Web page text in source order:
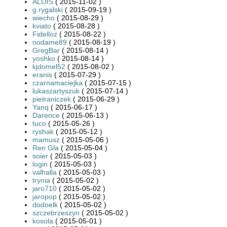
g.rygalski ( 2015-09-19 )
wiecho ( 2015-08-29 )
kviato ( 2015-08-28 )
Fidelloz ( 2015-08-22 )
nodame89 ( 2015-08-19 )
GregBar ( 2015-08-14 )
yoshko ( 2015-08-14 )
kjdomel52 ( 2015-08-02 )
eranis ( 2015-07-29 )
czarnamaciejka ( 2015-07-15 )
lukaszartyszuk ( 2015-07-14 )
pietraniczek ( 2015-06-29 )
Yanq ( 2015-06-17 )
Darence ( 2015-06-13 )
tuco ( 2015-05-26 )
ryshak ( 2015-05-12 )
mamusz ( 2015-05-06 )
Ren Gla ( 2015-05-04 )
soier ( 2015-05-03 )
login ( 2015-05-03 )
valhalla ( 2015-05-03 )
trynia ( 2015-05-02 )
jaro710 ( 2015-05-02 )
jaropop ( 2015-05-02 )
dodoelk ( 2015-05-02 )
szczebrzeszyn ( 2015-05-02 )
kosola ( 2015-05-01 )